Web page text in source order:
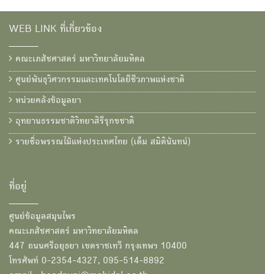
WEB LINK ที่เกี่ยวข้อง
คณะเภสัชศาสตร์ มหาวิทยาลัยมหิดล
ศูนย์พันธุวิศวกรรมและเทคโนโลยีชีวภาพแห่งชาติ
หน่วยคลังข้อมูลยา
อุทยานธรรมชาติวิทยาสิรีรุกขชาติ
รายชื่อพรรณไม้แห่งประเทศไทย (เต็ม สมิตินันทน์)
ที่อยู่
ศูนย์ข้อมูลสมุนไพร
คณะเภสัชศาสตร์ มหาวิทยาลัยมหิดล
447 ถนนศรีอยุธยา เขตราชเทวี กรุงเทพฯ 10400
โทรศัพท์ 0-2354-4327, 095-514-8892